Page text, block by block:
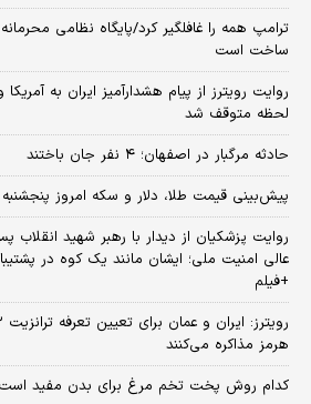
ترامپ همه را غافلگیر کرد/پایگاه نظامی
ساخت است
روایت رویترز از پیام هشدارآمیز ایران به
لحظه متوقف شد
حادثه مرگبار در اصفهان؛ ۴ نفر جان باختند
پیش‌بینی قیمت طلا، دلار و سکه امروز پنجشنبه ۱۵ مرداد ۱۴۰۵
روایت پزشکیان از دیدار با رهبر شهید انقلاب
عالی امنیت ملی؛ ایشان مانند یک کوه در
+فیلم
هرمز مذاکره می‌کنند
کدام روش پخت تخم مرغ برای بدن مفید